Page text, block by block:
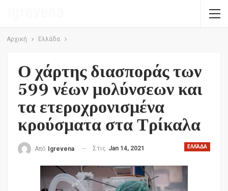
Αρχική Ελλάδα
Ο χάρτης διασποράς των
599 νέων μολύνσεων και
τα ετεροχρονισμένα
κρούσματα στα Τρίκαλα
ΕΛΛΆΔΑ
Από Igrevena Στις Jan 14, 2021